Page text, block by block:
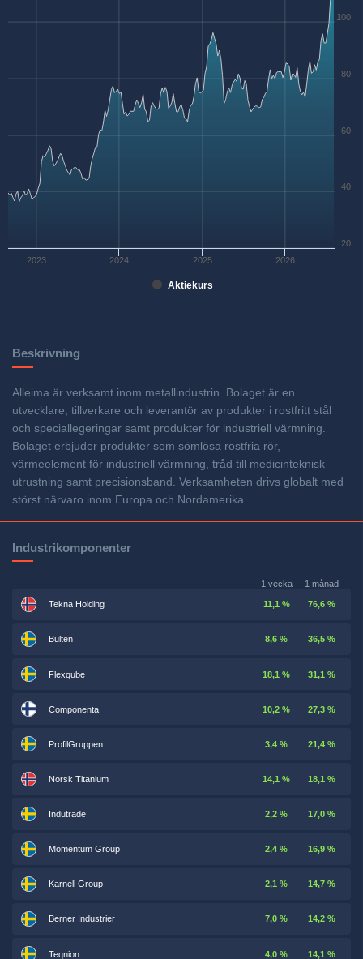
Aktiekurs
2023 2024 2025 2026
20
40
60
80
100
Beskrivning
Alleima är verksamt inom metallindustrin. Bolaget är en
utvecklare, tillverkare och leverantör av produkter i rostfritt stål
och speciallegeringar samt produkter för industriell värmning.
Bolaget erbjuder produkter som sömlösa rostfria rör,
värmeelement för industriell värmning, tråd till medicinteknisk
utrustning samt precisionsband. Verksamheten drivs globalt med
störst närvaro inom Europa och Nordamerika.
Industrikomponenter
1 vecka 1 månad
Tekna Holding 11,1 % 76,6 %
Bulten 8,6 % 36,5 %
Flexqube 18,1 % 31,1 %
Componenta 10,2 % 27,3 %
ProfilGruppen 3,4 % 21,4 %
Norsk Titanium 14,1 % 18,1 %
Indutrade 2,2 % 17,0 %
Momentum Group 2,4 % 16,9 %
Karnell Group 2,1 % 14,7 %
Berner Industrier 7,0 % 14,2 %
Teqnion 4,0 % 14,1 %